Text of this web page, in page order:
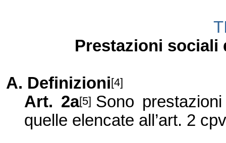
Prestazioni sociali
A. Definizioni[4]
Art. 2a[5] Sono
quelle elencate all’art. 2